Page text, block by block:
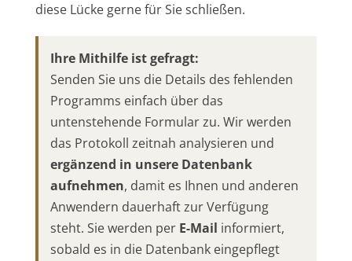
diese Lücke gerne für Sie schließen.
Ihre Mithilfe ist gefragt:
Senden Sie uns die Details des fehlenden
Programms einfach über das
untenstehende Formular zu. Wir werden
das Protokoll zeitnah analysieren und
ergänzend in unsere Datenbank
aufnehmen, damit es Ihnen und anderen
Anwendern dauerhaft zur Verfügung
steht. Sie werden per E-Mail informiert,
sobald es in die Datenbank eingepflegt